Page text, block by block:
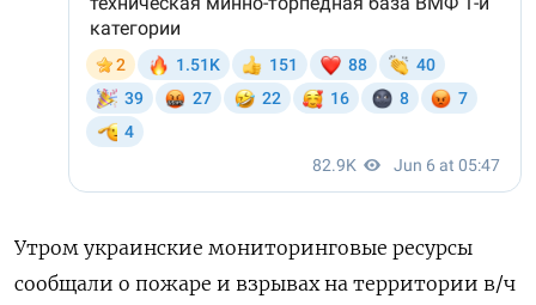
Утром украинские мониторинговые ресурсы
сообщали о пожаре и взрывах на территории в/ч